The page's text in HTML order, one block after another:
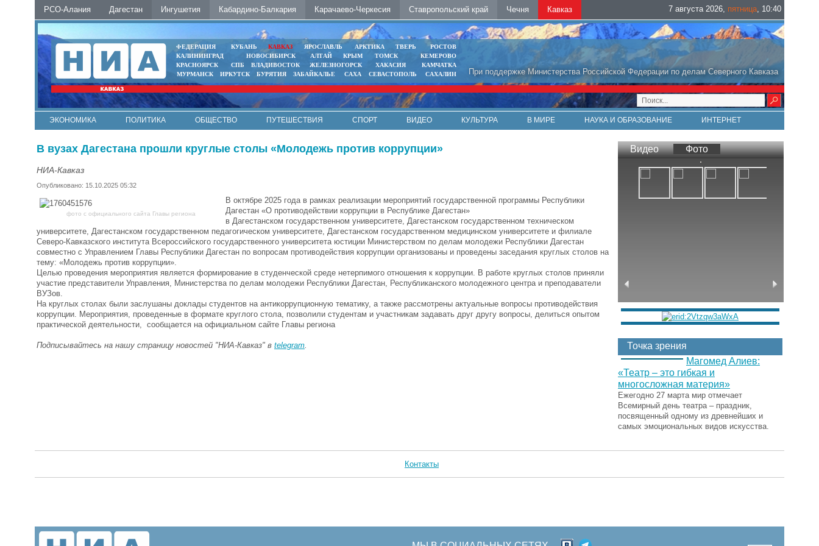
РСО-Алания Дагестан Ингушетия Кабардино-Балкария Карачаево-Черкесия Ставропольский край Чечня Кавказ 7 августа 2026, пятница, 10:40
При поддержке Министерства Российской Федерации по делам Северного Кавказа
ФЕДЕРАЦИЯ КУБАНЬ КАВКАЗ ЯРОСЛАВЛЬ АРКТИКА ТВЕРЬ
РОСТОВ
КАЛИНИНГРАД
НОВОСИБИРСК АЛТАЙ КРЫМ ТОМСК
КЕМЕРОВО
КРАСНОЯРСК
СПБ ВЛАДИВОСТОК ЖЕЛЕЗНОГОРСК ХАКАСИЯ
КАМЧАТКА
МУРМАНСК
ИРКУТСК БУРЯТИЯ ЗАБАЙКАЛЬЕ САХА СЕВАСТОПОЛЬ САХАЛИН
ЭКОНОМИКА ПОЛИТИКА ОБЩЕСТВО ПУТЕШЕСТВИЯ СПОРТ ВИДЕО КУЛЬТУРА В МИРЕ НАУКА И ОБРАЗОВАНИЕ
ИНТЕРНЕТ
В вузах Дагестана прошли круглые столы «Молодежь против коррупции»
НИА-Кавказ
Опубликовано: 15.10.2025 05:32
фото с официального сайта Главы региона
В октябре 2025 года в рамках реализации мероприятий государственной программы Республики
Дагестан «О противодействии коррупции в Республике Дагестан»
в Дагестанском государственном университете, Дагестанском государственном техническом
университете, Дагестанском государственном педагогическом университете, Дагестанском государственном медицинском университете и филиале
Северо-Кавказского института Всероссийского государственного университета юстиции Министерством по делам молодежи Республики Дагестан
совместно с Управлением Главы Республики Дагестан по вопросам противодействия коррупции организованы и проведены заседания круглых столов на
тему: «Молодежь против коррупции».
Целью проведения мероприятия является формирование в студенческой среде нетерпимого отношения к коррупции. В работе круглых столов приняли
участие представители Управления, Министерства по делам молодежи Республики Дагестан, Республиканского молодежного центра и преподаватели
ВУЗов.
На круглых столах были заслушаны доклады студентов на антикоррупционную тематику, а также рассмотрены актуальные вопросы противодействия
коррупции. Мероприятия, проведенные в формате круглого стола, позволили студентам и участникам задавать друг другу вопросы, делиться опытом
практической деятельности, сообщается на официальном сайте Главы региона
Подписывайтесь на нашу страницу новостей "НИА-Кавказ" в telegram
Видео Фото
Точка зрения
Магомед Алиев:
«Театр – это гибкая и
многосложная материя»
Ежегодно 27 марта мир отмечает
Всемирный день театра – праздник,
посвященный одному из древнейших и
самых эмоциональных видов искусства.
Контакты